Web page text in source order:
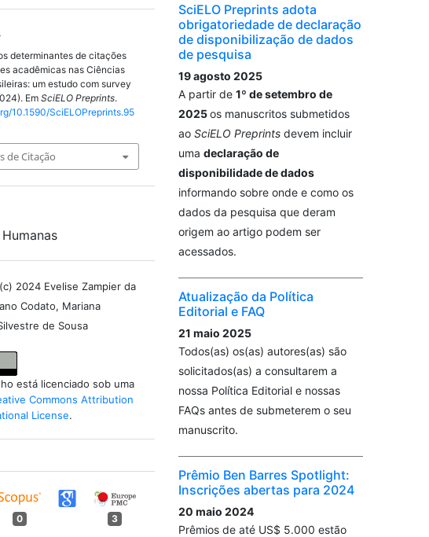
determinantes de citações
acadêmicas nas Ciências
um estudo com survey
EmSciELO Preprints.
10.1590/SciELOPreprints.95
de Citação
2024 Evelise Zampier da
Codato, Mariana
de Sousa
está licenciado sob uma
Commons Attribution
License.
0 3
SciELO Preprints adota
obrigatoriedade de declaração
de disponibilização de dados
de pesquisa
19 agosto 2025
A partir de 1º de setembro de
2025os manuscritos submetidos
ao SciELO Preprintsdevem incluir
uma declaração de
disponibilidade de dados
informando sobre onde e como os
dados da pesquisa que deram
origem ao artigo podem ser
acessados.
Atualização da Política
Editorial e FAQ
21 maio 2025
Todos(as) os(as) autores(as) são
solicitados(as) a consultarem a
nossa Política Editorial e nossas
FAQs antes de submeterem o seu
manuscrito.
Prêmio Ben Barres Spotlight:
Inscrições abertas para 2024
20 maio 2024
Prêmios de até US$ 5.000 estão